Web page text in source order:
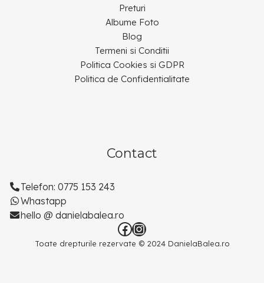
Preturi
Albume Foto
Blog
Termeni si Conditii
Politica Cookies si GDPR
Politica de Confidentialitate
Contact
Telefon: 0775 153 243
Whastapp
hello @ danielabalea.ro
Toate drepturile rezervate © 2024 DanielaBalea.ro